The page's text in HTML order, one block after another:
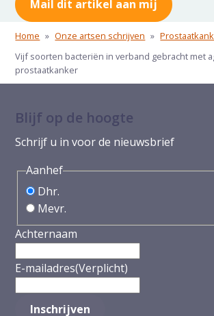
Mail dit artikel aan mij
Home » Onze artsen schrijven »
Vijf soorten bacteriën in verband gebracht met
prostaatkanker
Blijf op de hoogte
Schrijf u in voor de nieuwsbrief
Aanhef
Dhr.
Mevr.
Achternaam
E-mailadres(Verplicht)